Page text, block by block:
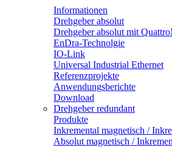
Informationen
Drehgeber absolut
Drehgeber absolut mit
EnDra-Technolgie
IO-Link
Universal Industrial Ethernet
Referenzprojekte
Anwendungsberichte
Download
Drehgeber redundant
Produkte
Inkremental magnetisch /
Absolut magnetisch /